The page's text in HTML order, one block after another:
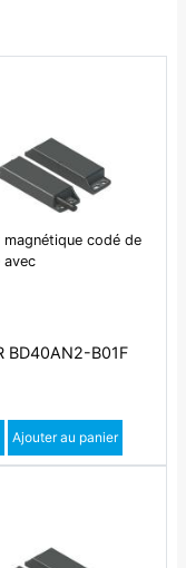
magnétique codé de
avec
BD40AN2-B01F
Augmenter quantité
Diminuer quantité
Ajouter au panier